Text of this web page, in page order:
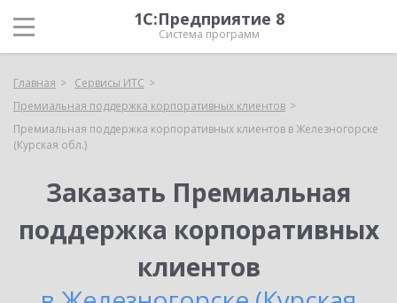
1С:Предприятие 8
Система программ
Главная
Сервисы ИТС
Премиальная поддержка корпоративных клиентов
Премиальная поддержка корпоративных клиентов в Железногорске
(Курская обл.)
Заказать Премиальная
поддержка корпоративных
клиентов